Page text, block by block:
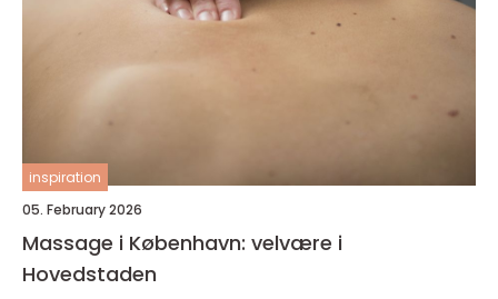
inspiration
05. February 2026
Massage i København: velvære i
Hovedstaden